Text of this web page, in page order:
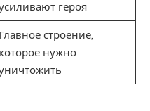
героя
Главное строение,
которое нужно